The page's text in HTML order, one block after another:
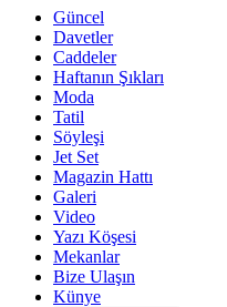
Güncel
Davetler
Caddeler
Haftanın Şıkları
Moda
Tatil
Söyleşi
Jet Set
Magazin Hattı
Galeri
Video
Yazı Köşesi
Mekanlar
Bize Ulaşın
Künye